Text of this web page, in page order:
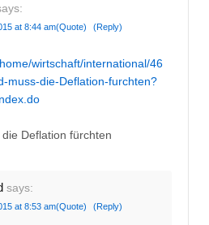
at 8:44 am(Quote) (Reply)
wirtschaft/international/46
muss-die-Deflation-furchten?
Deflation fürchten
says:
at 8:53 am(Quote) (Reply)